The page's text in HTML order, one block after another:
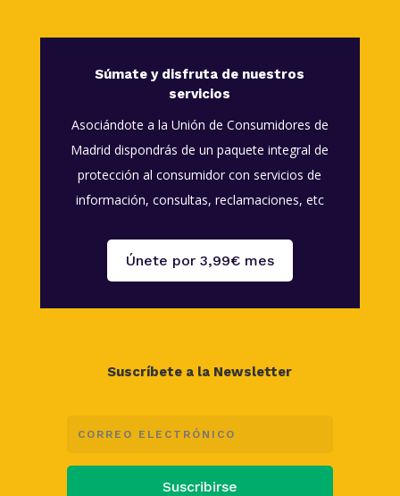
Súmate y disfruta de nuestros
servicios
Asociándote a la Unión de Consumidores de
Madrid dispondrás de un paquete integral de
protección al consumidor con servicios de
información, consultas, reclamaciones, etc
Únete por 3,99€ mes
Suscríbete a la Newsletter
Suscribirse